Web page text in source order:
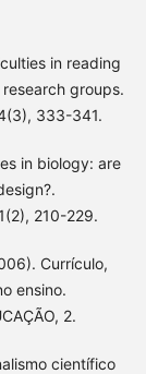
in reading
groups.
333-341.
in biology: are
210-229.
Currículo,
ensino.
2.
científico